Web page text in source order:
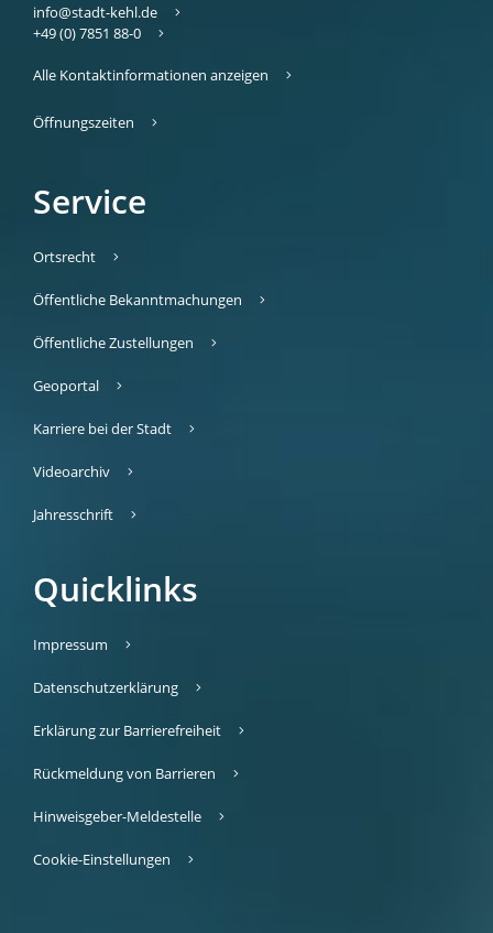
info@stadt-kehl.de
+49 (0) 7851 88-0
Alle Kontaktinformationen anzeigen
Öffnungszeiten
Service
Ortsrecht
Öffentliche Bekanntmachungen
Öffentliche Zustellungen
Geoportal
Karriere bei der Stadt
Videoarchiv
Jahresschrift
Quicklinks
Impressum
Datenschutzerklärung
Erklärung zur Barrierefreiheit
Rückmeldung von Barrieren
Hinweisgeber-Meldestelle
Cookie-Einstellungen